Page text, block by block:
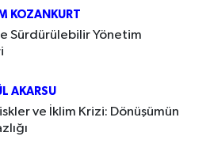
KOZANKURT
Sürdürülebilir Yönetim
AKARSU
ve İklim Krizi: Dönüşümün